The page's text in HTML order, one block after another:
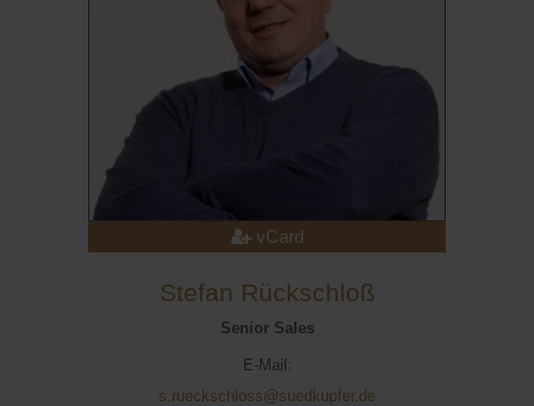
vCard
Stefan Rückschloß
Senior Sales
E-Mail:
s.rueckschloss@suedkupfer.de